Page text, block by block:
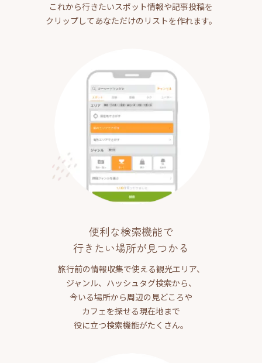
これから行きたいスポット情報や記事投稿を
クリップしてあなただけのリストを作れます。
便利な検索機能で
行きたい場所が見つかる
旅行前の情報収集で使える観光エリア、
ジャンル、ハッシュタグ検索から、
今いる場所から周辺の見どころや
カフェを探せる現在地まで
役に立つ検索機能がたくさん。